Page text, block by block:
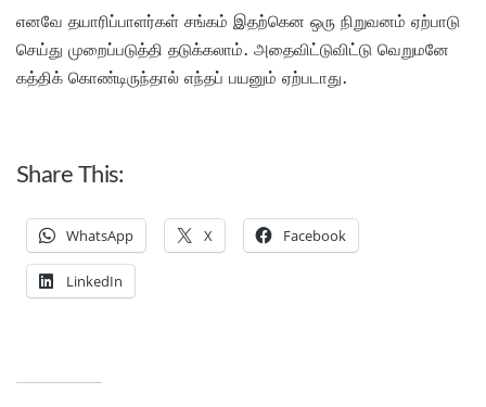
எனவே தயாரிப்பாளர்கள் சங்கம் இதற்கென ஒரு நிறுவனம் ஏற்பாடு
செய்து முறைப்படுத்தி தடுக்கலாம். அதைவிட்டுவிட்டு வெறுமனே
கத்திக் கொண்டிருந்தால் எந்தப் பயனும் ஏற்படாது.
Share This:
WhatsApp X Facebook
LinkedIn